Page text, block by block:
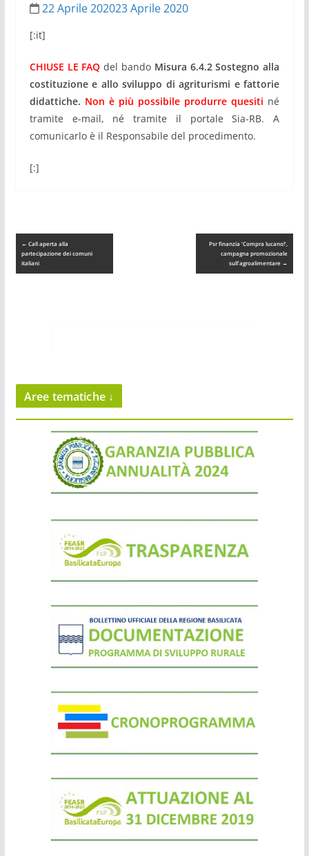
22 Aprile 202023 Aprile 2020
[:it]
CHIUSE LE FAQ del bando Misura 6.4.2Sostegno alla
costituzione e allo sviluppo di agriturismi e fattorie
didattiche. Non è più possibile produrre quesiti né
tramite e-mail, né tramite il portale Sia-RB. A
comunicarlo è il Responsabile del procedimento.
[:]
← Call aperta alla
partecipazione dei comuni
italiani
Psr finanzia ‘Compra lucano!’,
campagna promozionale
sull’agroalimentare →
Aree tematiche ↓